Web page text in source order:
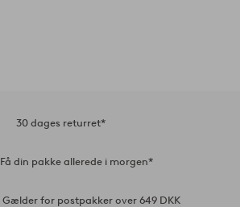
30 dages returret*
Få din pakke allerede i morgen*
Gælder for postpakker over 649 DKK